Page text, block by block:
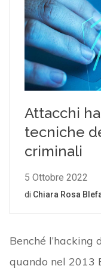
Benché l’hacking
quando nel 2013